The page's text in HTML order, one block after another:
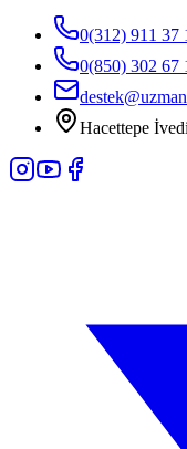
0(312) 911 37
0(850) 302 67
Hacettepe